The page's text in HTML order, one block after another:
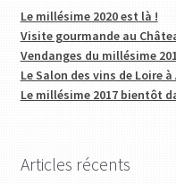
Le millésime 2020 est là !
Visite gourmande au
Vendanges du millésime
Le Salon des vins de Loire à
Le millésime 2017 bientôt
Articles récents